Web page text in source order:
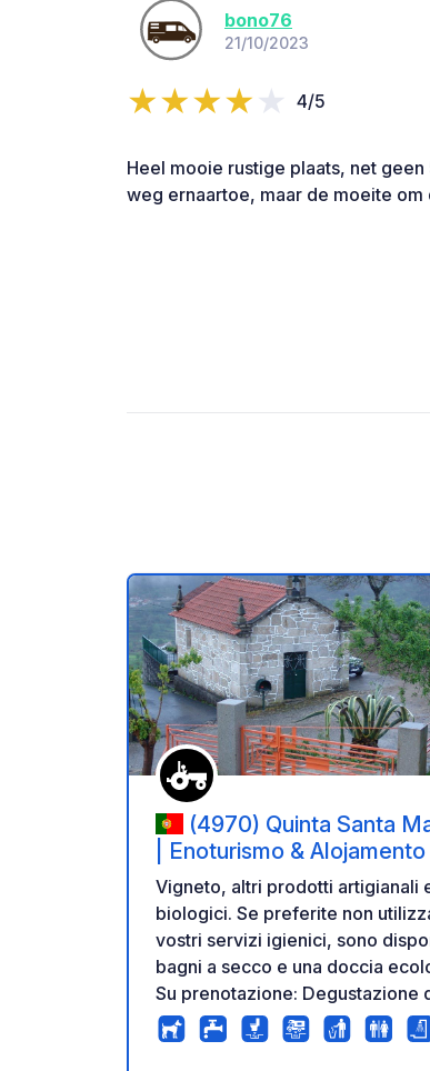
bono76
21/10/2023
4/5
Heel mooie rustige plaats, net
weg ernaartoe, maar de moeite om
(4970) Quinta Santa
| Enoturismo & Alojamento
Vigneto, altri prodotti artigianali
biologici. Se preferite non utilizzare i
vostri servizi igienici, sono disponibili
bagni a secco e una doccia
Su prenotazione: Degustazione
15 € a persona. Vi offrirò una
degustazione di 3 vini diversi,